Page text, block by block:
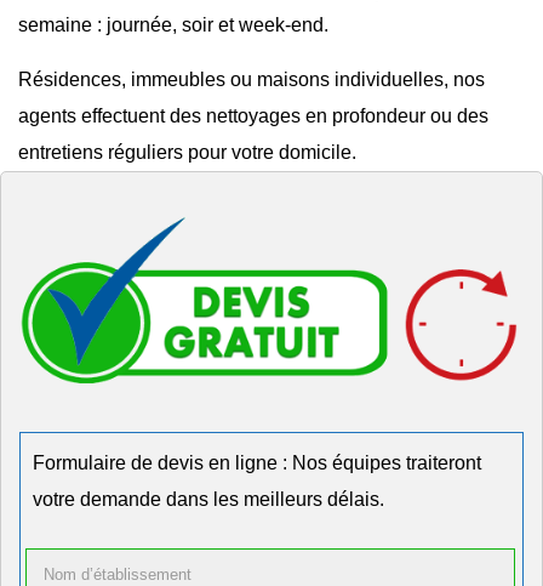
semaine : journée, soir et week-end.
Résidences, immeubles ou maisons individuelles, nos
agents effectuent des nettoyages en profondeur ou des
entretiens réguliers pour votre domicile.
Formulaire de devis en ligne : Nos équipes traiteront
votre demande dans les meilleurs délais.